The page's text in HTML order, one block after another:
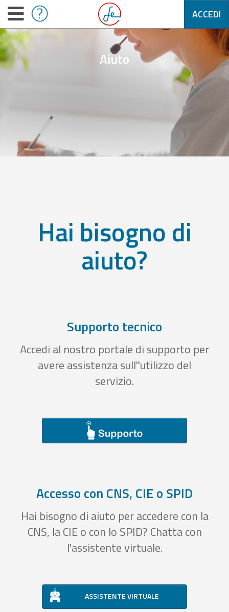
ACCEDI
Aiuto
Hai bisogno di
aiuto?
Supporto tecnico
Accedi al nostro portale di supporto per
avere assistenza sull''utilizzo del
servizio.
Accesso con CNS, CIE o SPID
Hai bisogno di aiuto per accedere con la
CNS, la CIE o con lo SPID? Chatta con
l'assistente virtuale.
ASSISTENTE VIRTUALE